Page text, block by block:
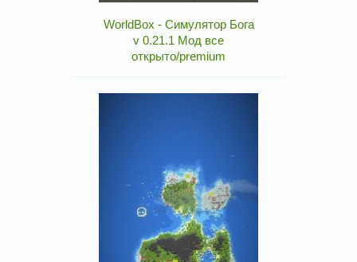
WorldBox - Симулятор Бога
v 0.21.1 Мод все
открыто/premium